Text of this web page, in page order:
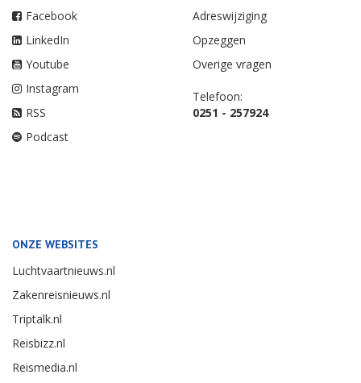
Facebook
LinkedIn
Youtube
Instagram
RSS
Podcast
Adreswijziging
Opzeggen
Overige vragen
Telefoon:
0251 - 257924
ONZE WEBSITES
Luchtvaartnieuws.nl
Zakenreisnieuws.nl
Triptalk.nl
Reisbizz.nl
Reismedia.nl